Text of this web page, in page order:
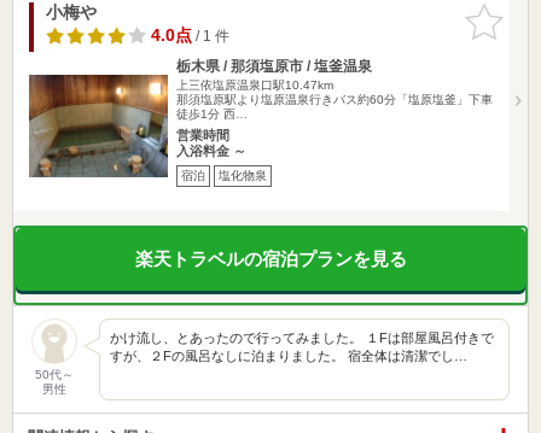
お気に入
りに追加
小梅や
4.0点/ 1 件
栃木県 / 那須塩原市 / 塩釜温泉
上三依塩原温泉口駅10.47km
那須塩原駅より塩原温泉行きバス約60分「塩原塩釜」下車
徒歩1分 西…
営業時間
入浴料金 ～
宿泊 塩化物泉
楽天トラベルの宿泊プランを見る
50代～
男性
かけ流し、とあったので行ってみました。 １Fは部屋風呂付きで
すが、２Fの風呂なしに泊まりました。 宿全体は清潔でし…